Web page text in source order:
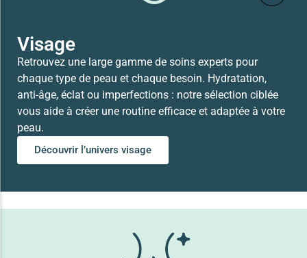
Visage
Retrouvez une large gamme de soins experts pour
chaque type de peau et chaque besoin. Hydratation,
anti-âge, éclat ou imperfections : notre sélection ciblée
vous aide à créer une routine efficace et adaptée à votre
peau.
Découvrir l’univers visage